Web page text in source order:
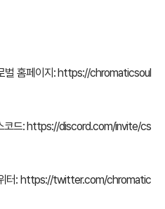
벌 홈페이지:https://chromaticsoul
코드:https://discord.com/invite/cs
터: https://twitter.com/chromatic